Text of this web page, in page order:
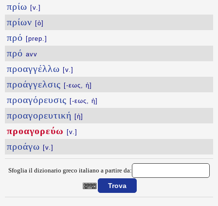
πρίω [v.]
πρίων [ὁ]
πρό [prep.]
πρό avv
προαγγέλλω [v.]
προάγγελσις [-εως, ἡ]
προαγόρευσις [-εως, ἡ]
προαγορευτική [ἡ]
προαγορεύω [v.]
προάγω [v.]
Sfoglia il dizionario greco italiano a partire da: